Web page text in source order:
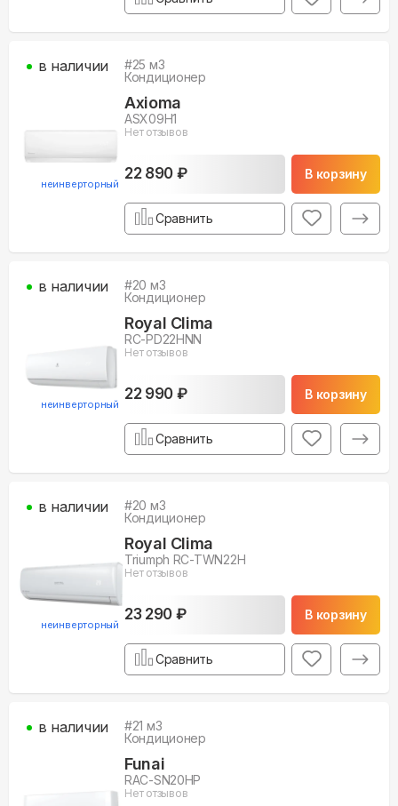
неинверторный
#25 м3
Кондиционер
Axioma
ASX09H1
Нет отзывов
22 890 ₽ В корзину
в наличии
Сравнить
неинверторный
#20 м3
Кондиционер
Royal Clima
RC-PD22HNN
Нет отзывов
22 990 ₽ В корзину
в наличии
Сравнить
неинверторный
#20 м3
Кондиционер
Royal Clima
Triumph RC-TWN22H
Нет отзывов
23 290 ₽ В корзину
в наличии
Сравнить
#21 м3
Кондиционер
Funai
RAC-SN20HP
Нет отзывов
в наличии